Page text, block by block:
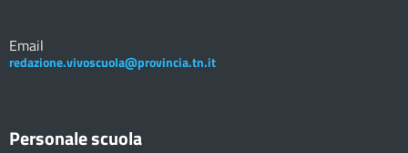
Email
redazione.vivoscuola@provincia.tn.it
Personale scuola